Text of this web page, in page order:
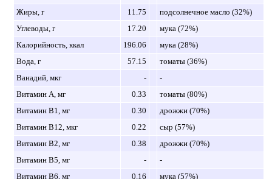
Жиры, г
11.75
подсолнечное масло (32%)
Углеводы, г
17.20
мука (72%)
Калорийность, ккал
196.06
мука (28%)
Вода, г
57.15
томаты (36%)
Ванадий, мкг
-
-
Витамин A, мг
0.33
томаты (80%)
Витамин B1, мг
0.30
дрожжи (70%)
Витамин B12, мкг
0.22
сыр (57%)
Витамин B2, мг
0.38
дрожжи (70%)
Витамин B5, мг
-
-
Витамин B6, мг
0.16 мука (57%)